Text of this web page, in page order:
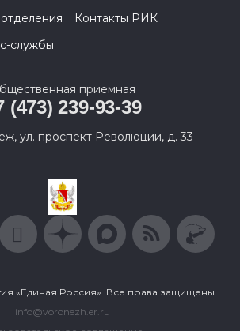
Контакты РИК
службы
приемная
(473) 239-93-39
ул. проспект Революции, д. 33
«Единая Россия». Все права защищены.
info@voronezh.er.ru